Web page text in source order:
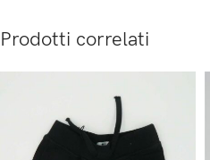
Prodotti correlati